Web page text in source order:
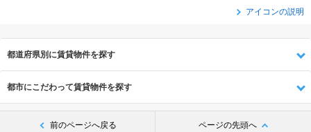
アイコンの説明
都道府県別に賃貸物件を探す
都市にこだわって賃貸物件を探す
前のページへ戻る ページの先頭へ